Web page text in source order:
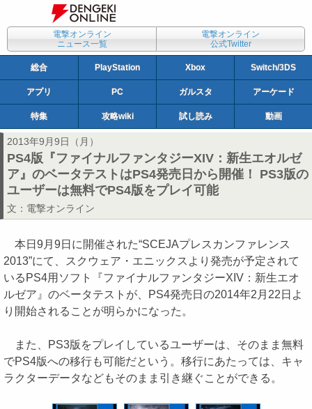
電撃オンライン
ニュース一覧
電撃オンライン
公式Twitter
総合 PlayStation Xbox Switch/3DS
アプリ PC ガルスタ アーケード
特集 攻略wiki 試し読み 動画
2013年9月9日（月）
PS4版『ファイナルファンタジーXIV：新生エオルゼ
ア』のベータテストはPS4発売日から開催！ PS3版の
ユーザーは無料でPS4版をプレイ可能
文： 電撃オンライン
本日9月9日に開催された“SCEJAプレスカンファレンス
2013”にて、スクウェア・エニックスより発売が予定されて
いるPS4用ソフト『ファイナルファンタジーXIV：新生エオ
ルゼア』のベータテストが、PS4発売日の2014年2月22日よ
り開始されることが明らかになった。
また、PS3版をプレイしているユーザーは、そのまま無料
でPS4版への移行も可能だという。移行にあたっては、キャ
ラクターデータなどもそのまま引き継ぐことができる。